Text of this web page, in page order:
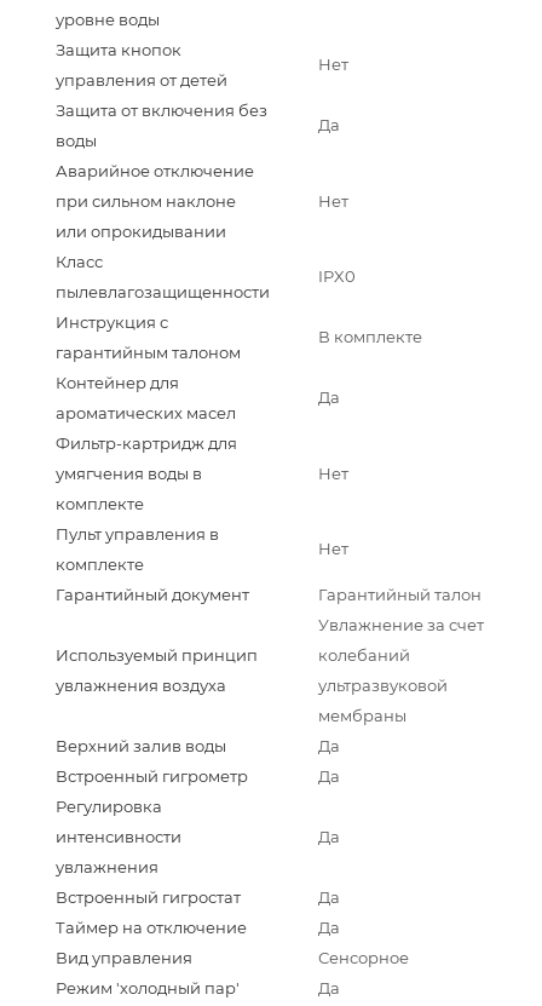
уровне воды
Защита кнопок
управления от детей
Нет
Защита от включения без
воды
Да
Аварийное отключение
при сильном наклоне
или опрокидывании
Нет
Класс
пылевлагозащищенности
IPX0
Инструкция с
гарантийным талоном
В комплекте
Контейнер для
ароматических масел
Да
Фильтр-картридж для
умягчения воды в
комплекте
Нет
Пульт управления в
комплекте
Нет
Гарантийный документ Гарантийный талон
Используемый принцип
увлажнения воздуха
Увлажнение за счет
колебаний
ультразвуковой
мембраны
Верхний залив воды
Да
Встроенный гигрометр
Да
Регулировка
интенсивности
увлажнения
Да
Встроенный гигростат
Да
Таймер на отключение
Да
Вид управления
Сенсорное
Режим 'холодный пар'
Да